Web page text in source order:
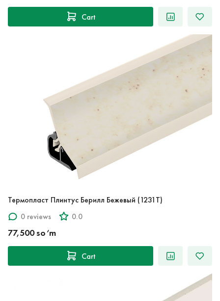
Cart
Термопласт Плинтус Берилл Бежевый (1231T)
0 reviews
0.0
77,500 so‘m
Cart